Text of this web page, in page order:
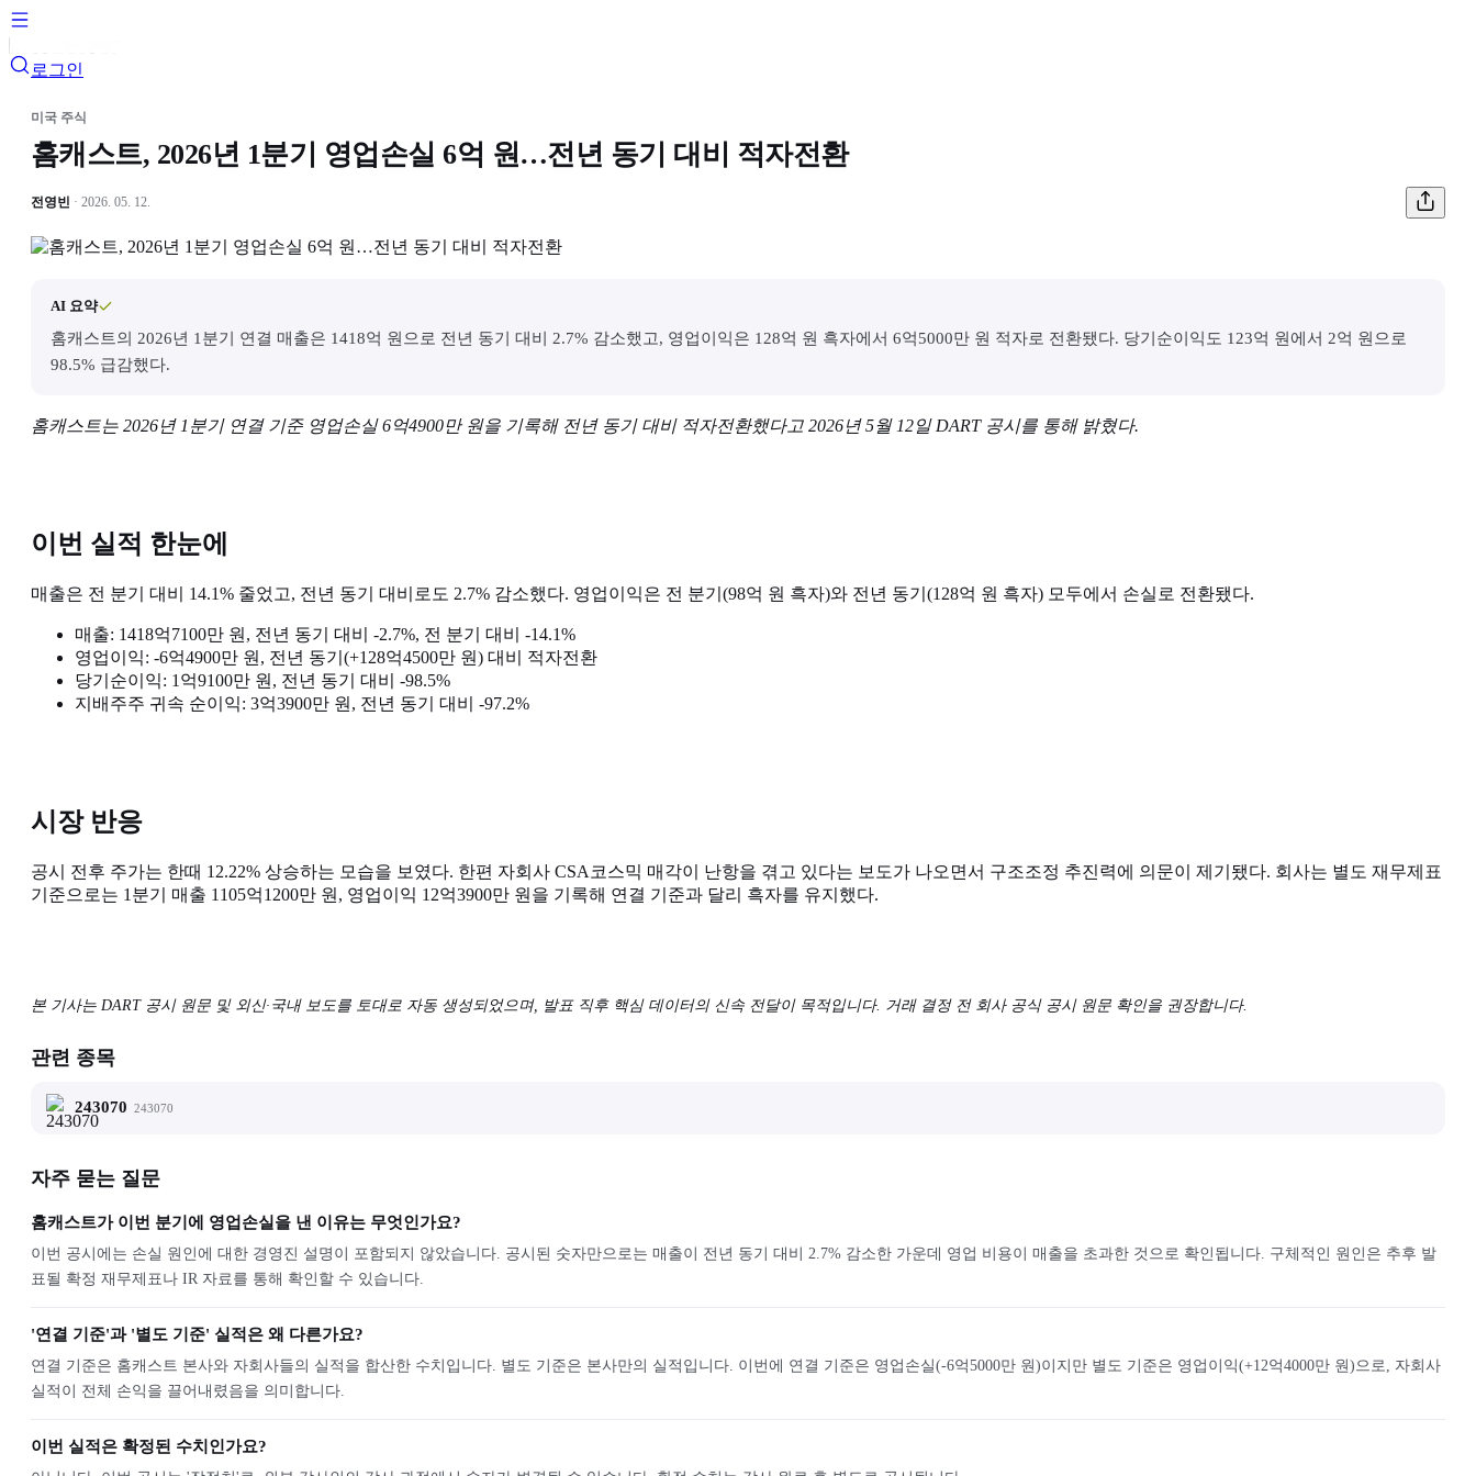
로그인
미국 주식
홈캐스트, 2026년 1분기 영업손실 6억 원…전년 동기 대비 적자전환
전영빈 · 2026. 05. 12.
AI 요약
홈캐스트의 2026년 1분기 연결 매출은 1418억 원으로 전년 동기 대비 2.7% 감소했고, 영업이익은 128억 원 흑자에서 6억5000만 원 적자로 전환됐다. 당기순이익도 123억 원에서 2억 원으로
98.5% 급감했다.
홈캐스트는 2026년 1분기 연결 기준 영업손실 6억4900만 원을 기록해 전년 동기 대비 적자전환했다고 2026년 5월 12일 DART 공시를 통해 밝혔다.
이번 실적 한눈에
매출은 전 분기 대비 14.1% 줄었고, 전년 동기 대비로도 2.7% 감소했다. 영업이익은 전 분기(98억 원 흑자)와 전년 동기(128억 원 흑자) 모두에서 손실로 전환됐다.
매출: 1418억7100만 원, 전년 동기 대비 -2.7%, 전 분기 대비 -14.1%
영업이익: -6억4900만 원, 전년 동기(+128억4500만 원) 대비 적자전환
당기순이익: 1억9100만 원, 전년 동기 대비 -98.5%
지배주주 귀속 순이익: 3억3900만 원, 전년 동기 대비 -97.2%
시장 반응
공시 전후 주가는 한때 12.22% 상승하는 모습을 보였다. 한편 자회사 CSA코스믹 매각이 난항을 겪고 있다는 보도가 나오면서 구조조정 추진력에 의문이 제기됐다. 회사는 별도 재무제표
기준으로는 1분기 매출 1105억1200만 원, 영업이익 12억3900만 원을 기록해 연결 기준과 달리 흑자를 유지했다.
본 기사는 DART 공시 원문 및 외신·국내 보도를 토대로 자동 생성되었으며, 발표 직후 핵심 데이터의 신속 전달이 목적입니다. 거래 결정 전 회사 공식 공시 원문 확인을 권장합니다.
관련 종목
243070 243070
자주 묻는 질문
홈캐스트가 이번 분기에 영업손실을 낸 이유는 무엇인가요?
이번 공시에는 손실 원인에 대한 경영진 설명이 포함되지 않았습니다. 공시된 숫자만으로는 매출이 전년 동기 대비 2.7% 감소한 가운데 영업 비용이 매출을 초과한 것으로 확인됩니다. 구체적인 원인은 추후 발
표될 확정 재무제표나 IR 자료를 통해 확인할 수 있습니다.
'연결 기준'과 '별도 기준' 실적은 왜 다른가요?
연결 기준은 홈캐스트 본사와 자회사들의 실적을 합산한 수치입니다. 별도 기준은 본사만의 실적입니다. 이번에 연결 기준은 영업손실(-6억5000만 원)이지만 별도 기준은 영업이익(+12억4000만 원)으로, 자회사
실적이 전체 손익을 끌어내렸음을 의미합니다.
이번 실적은 확정된 수치인가요?